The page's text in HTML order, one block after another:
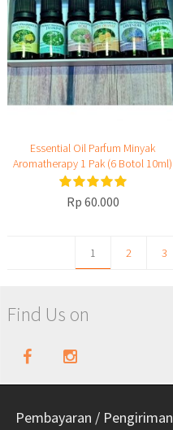
Essential Oil Parfum Minyak
Aromatherapy 1 Pak (6 Botol 10ml)
Rp 60.000
1 2 3
Find Us on
Pembayaran / Pengiriman